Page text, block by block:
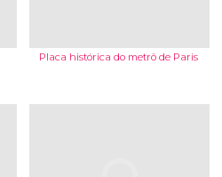
Placa histórica do metrô de Paris